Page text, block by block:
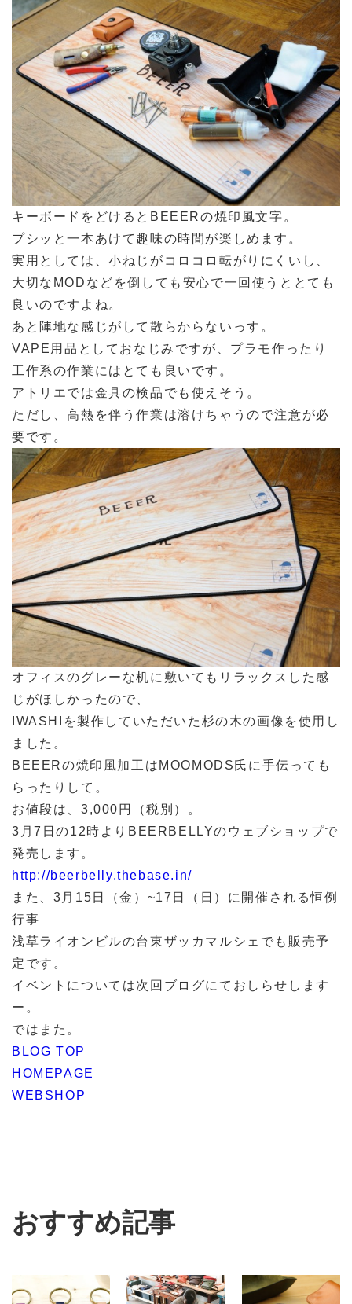
キーボードをどけるとBEEERの焼印風文字。
プシッと一本あけて趣味の時間が楽しめます。
実用としては、小ねじがコロコロ転がりにくいし、
大切なMODなどを倒しても安心で一回使うととても
良いのですよね。
あと陣地な感じがして散らからないっす。
VAPE用品としておなじみですが、プラモ作ったり
工作系の作業にはとても良いです。
アトリエでは金具の検品でも使えそう。
ただし、高熱を伴う作業は溶けちゃうので注意が必
要です。
オフィスのグレーな机に敷いてもリラックスした感
じがほしかったので、
IWASHIを製作していただいた杉の木の画像を使用し
ました。
BEEERの焼印風加工はMOOMODS氏に手伝っても
らったりして。
お値段は、3,000円（税別）。
3月7日の12時よりBEERBELLYのウェブショップで
発売します。
http://beerbelly.thebase.in/
また、3月15日（金）~17日（日）に開催される恒例
行事
浅草ライオンビルの台東ザッカマルシェでも販売予
定です。
イベントについては次回ブログにておしらせします
ー。
ではまた。
BLOG TOP
HOMEPAGE
WEBSHOP
おすすめ記事